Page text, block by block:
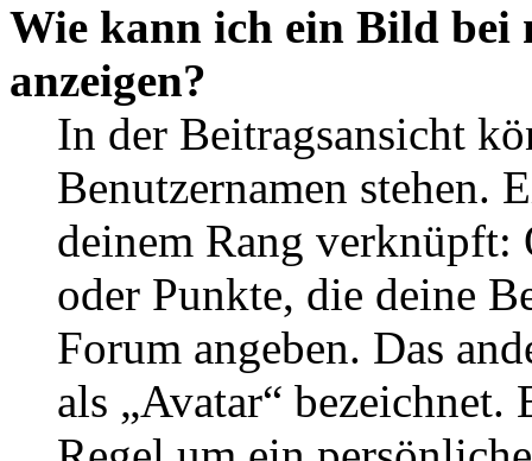
Wie kann ich ein Bild bei
anzeigen?
In der Beitragsansicht
Benutzernamen stehen.
deinem Rang verknüpft:
oder Punkte, die deine
Forum angeben. Das
als „Avatar“